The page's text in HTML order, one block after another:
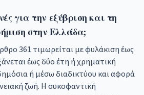
για την εξύβριση και τη
στην Ελλάδα;
361 τιμωρείται με φυλάκιση έως
έως δύο έτη ή χρηματική
ή μέσω διαδικτύου και αφορά
ζωή. Η συκοφαντική